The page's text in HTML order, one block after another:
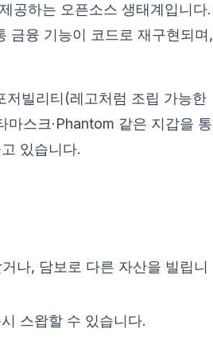
공하는 오픈소스 생태계입니다.
금융 기능이 코드로 재구현되며,
빌리티(레고처럼 조립 가능한
마스크·Phantom 같은 지갑을 통
있습니다.
나, 담보로 다른 자산을 빌립니
스왑할 수 있습니다.